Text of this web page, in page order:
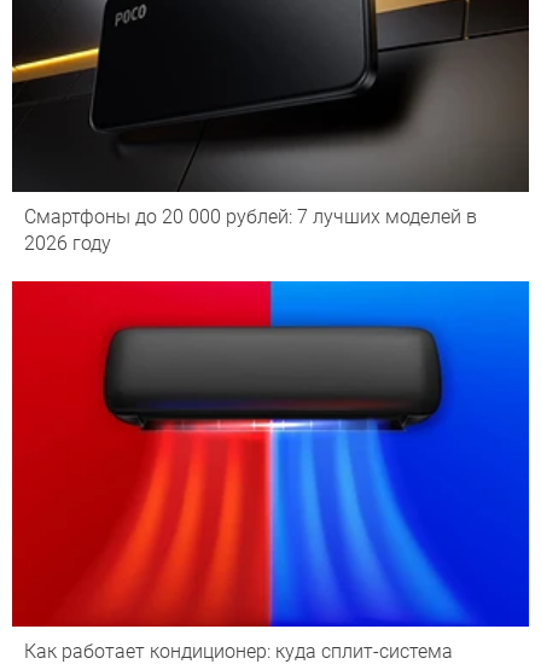
Смартфоны до 20 000 рублей: 7 лучших моделей в
2026 году
Как работает кондиционер: куда сплит-система